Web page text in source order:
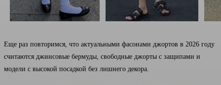
Еще раз повторимся, что актуальными фасонами джортов в 2026 году
считаются джинсовые бермуды, свободные джорты с защипами и
модели с высокой посадкой без лишнего декора.